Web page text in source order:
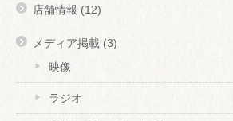
店舗情報 (12)
メディア掲載 (3)
映像
ラジオ